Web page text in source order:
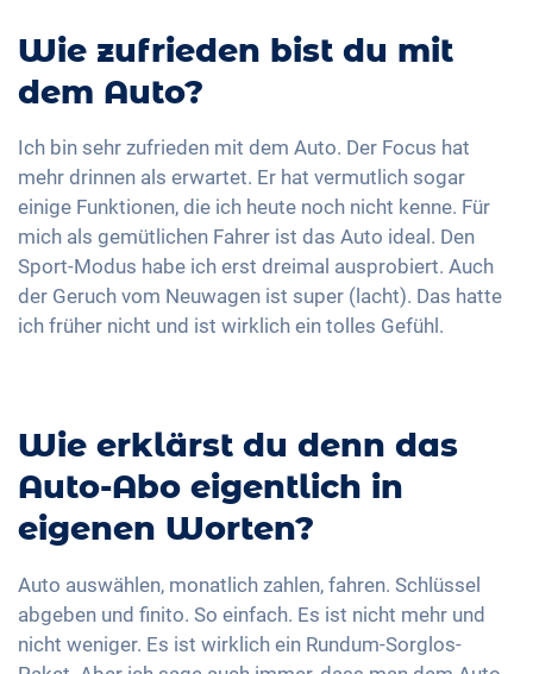
Wie zufrieden bist du mit
dem Auto?
Ich bin sehr zufrieden mit dem Auto. Der Focus hat
mehr drinnen als erwartet. Er hat vermutlich sogar
einige Funktionen, die ich heute noch nicht kenne. Für
mich als gemütlichen Fahrer ist das Auto ideal. Den
Sport-Modus habe ich erst dreimal ausprobiert. Auch
der Geruch vom Neuwagen ist super (lacht). Das hatte
ich früher nicht und ist wirklich ein tolles Gefühl.
Wie erklärst du denn das
Auto-Abo eigentlich in
eigenen Worten?
Auto auswählen, monatlich zahlen, fahren. Schlüssel
abgeben und finito. So einfach. Es ist nicht mehr und
nicht weniger. Es ist wirklich ein Rundum-Sorglos-